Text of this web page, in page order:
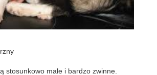
stosunkowo małe i bardzo zwinne.